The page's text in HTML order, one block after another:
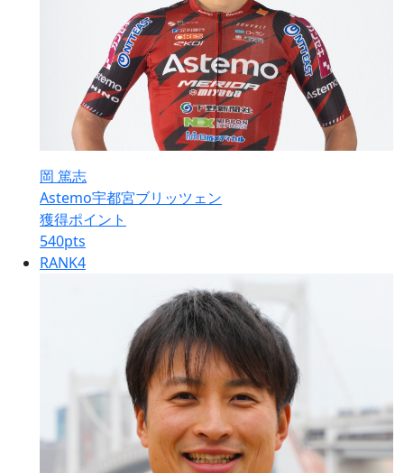
岡 篤志
Astemo宇都宮ブリッツェン
獲得ポイント
540pts
RANK4